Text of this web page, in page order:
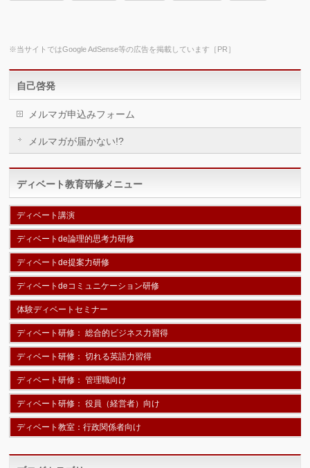
※当サイトではGoogle AdSense等の広告を掲載しています［PR］
自己啓発
メルマガ申込みフォーム
メルマガが届かない!?
ディベート教育研修メニュー
ディベート講演
ディベートde論理的思考力研修
ディベートde提案力研修
ディベートdeコミュニケーション研修
体験ディベートセミナー
ディベート研修： 総合的ビジネス力習得
ディベート研修： 切れる英語力習得
ディベート研修： 管理職向け
ディベート研修： 役員（経営者）向け
ディベート教室：行政関係者向け